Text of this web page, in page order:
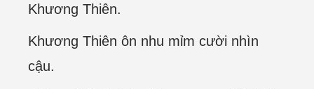
Khương Thiên.
Khương Thiên ôn nhu mỉm cười nhìn
cậu.